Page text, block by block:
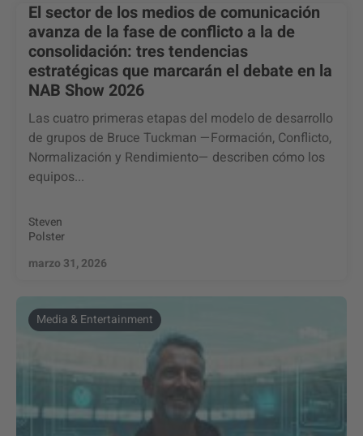
El sector de los medios de comunicación
avanza de la fase de conflicto a la de
consolidación: tres tendencias
estratégicas que marcarán el debate en la
NAB Show 2026
Las cuatro primeras etapas del modelo de desarrollo
de grupos de Bruce Tuckman —Formación, Conflicto,
Normalización y Rendimiento— describen cómo los
equipos...
Steven
Polster
marzo 31, 2026
Media & Entertainment